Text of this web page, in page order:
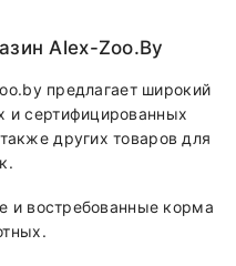
Alex-Zoo.by
предлагает широкий
и сертифицированных
других товаров для
востребованные корма